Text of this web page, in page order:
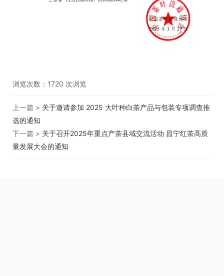
浏览次数： 1720 次浏览
上一篇 > 关于邀请参加 2025 大叶种白茶产品与包装专项调查推
选的通知
下一篇 > 关于召开2025年重点产茶县域交流活动 昌宁红茶高质
量发展大会的通知